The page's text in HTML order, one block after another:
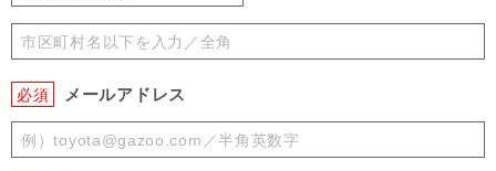
必須 メールアドレス